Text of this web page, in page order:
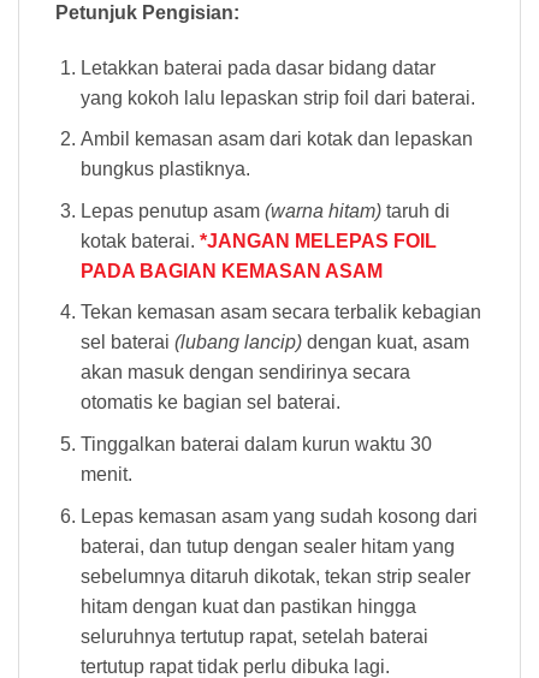
Petunjuk Pengisian:
Letakkan baterai pada dasar bidang datar
yang kokoh lalu lepaskan strip foil dari baterai.
Ambil kemasan asam dari kotak dan lepaskan
bungkus plastiknya.
Lepas penutup asam (warna hitam)taruh di
kotak baterai. *JANGAN MELEPAS FOIL
PADA BAGIAN KEMASAN ASAM
Tekan kemasan asam secara terbalik kebagian
sel baterai (lubang lancip)dengan kuat, asam
akan masuk dengan sendirinya secara
otomatis ke bagian sel baterai.
Tinggalkan baterai dalam kurun waktu 30
menit.
Lepas kemasan asam yang sudah kosong dari
baterai, dan tutup dengan sealer hitam yang
sebelumnya ditaruh dikotak, tekan strip sealer
hitam dengan kuat dan pastikan hingga
seluruhnya tertutup rapat, setelah baterai
tertutup rapat tidak perlu dibuka lagi.